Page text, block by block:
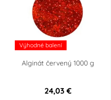
Výhodné balení
Alginát červený 1000 g
24,03 €